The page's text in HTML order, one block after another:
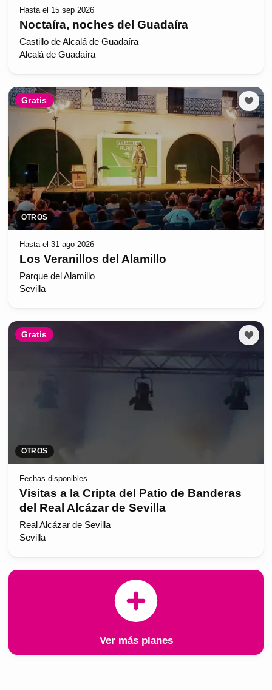
Hasta el 15 sep 2026
Noctaíra, noches del Guadaíra
Castillo de Alcalá de Guadaíra
Alcalá de Guadaíra
Gratis
OTROS
Hasta el 31 ago 2026
Los Veranillos del Alamillo
Parque del Alamillo
Sevilla
Gratis
OTROS
Fechas disponibles
Visitas a la Cripta del Patio de Banderas
del Real Alcázar de Sevilla
Real Alcázar de Sevilla
Sevilla
Ver más planes